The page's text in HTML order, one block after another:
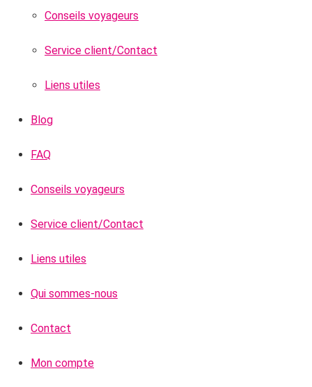
Conseils voyageurs
Service client/Contact
Liens utiles
Blog
FAQ
Conseils voyageurs
Service client/Contact
Liens utiles
Qui sommes-nous
Contact
Mon compte